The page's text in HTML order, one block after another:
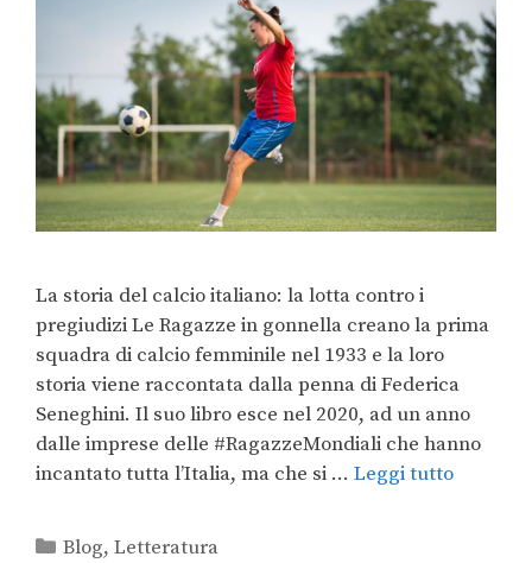
La storia del calcio italiano: la lotta contro i
pregiudizi Le Ragazze in gonnella creano la prima
squadra di calcio femminile nel 1933 e la loro
storia viene raccontata dalla penna di Federica
Seneghini. Il suo libro esce nel 2020, ad un anno
dalle imprese delle #RagazzeMondiali che hanno
incantato tutta l’Italia, ma che si … Leggi tutto
Blog,Letteratura